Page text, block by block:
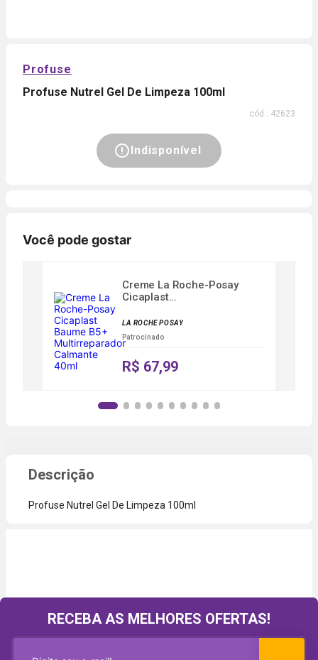
Profuse
Profuse Nutrel Gel De Limpeza 100ml
cód.: 42623
Indisponível
Você pode gostar
Creme La Roche-Posay
Cicaplast...
LA ROCHE POSAY
Patrocinado
R$ 67,99
Profuse Nutrel Gel De Limpeza 100ml
RECEBA AS MELHORES OFERTAS!